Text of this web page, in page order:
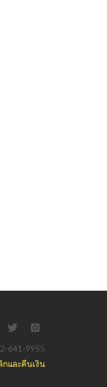
641-9955
กและคืนเงิน